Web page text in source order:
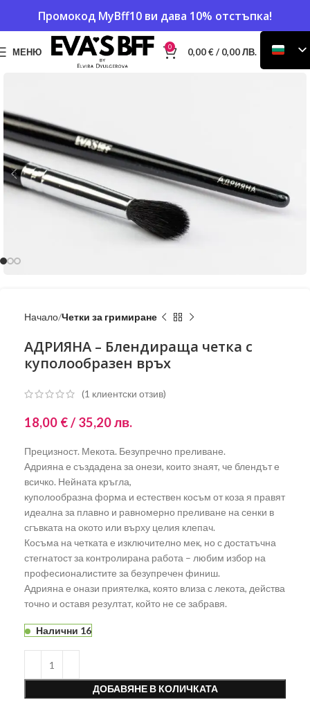
Промокод MyBff10 ви дава 10% отстъпка!
МЕНЮ 0 0,00€/ 0,00 ЛВ.
Начало Четки за гримиране
АДРИЯНА – Блендираща четка с
куполообразен връх
(1 клиентски отзив)
18,00 €/ 35,20 лв.
Прецизност. Мекота. Безупречно преливане.
Адрияна е създадена за онези, които знаят, че блендът е
всичко. Нейната кръгла,
куполообразна форма и естествен косъм от коза я правят
идеална за плавно и равномерно преливане на сенки в
сгъвката на окото или върху целия клепач.
Косъма на четката е изключително мек, но с достатъчна
стегнатост за контролирана работа – любим избор на
професионалистите за безупречен финиш.
Адрияна е онази приятелка, която влиза с лекота, действа
точно и оставя резултат, който не се забравя.
Налични 16
ДОБАВЯНЕ В КОЛИЧКАТА